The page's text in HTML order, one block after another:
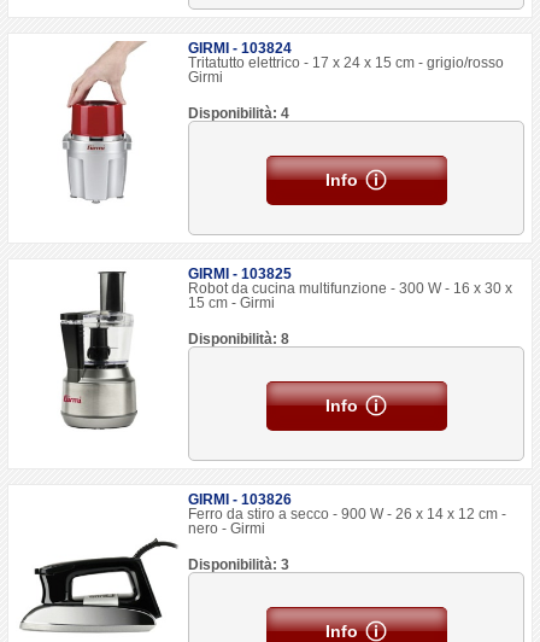
GIRMI - 103824
Tritatutto elettrico - 17 x 24 x 15 cm - grigio/rosso
Girmi
Disponibilità: 4
Info
GIRMI - 103825
Robot da cucina multifunzione - 300 W - 16 x 30 x
15 cm - Girmi
Disponibilità: 8
Info
GIRMI - 103826
Ferro da stiro a secco - 900 W - 26 x 14 x 12 cm -
nero - Girmi
Disponibilità: 3
Info